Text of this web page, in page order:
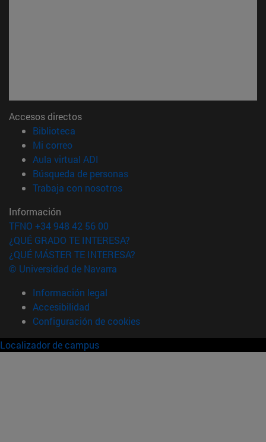
Accesos directos
Biblioteca
Mi correo(abre en nueva ventana)
Aula virtual ADI
Búsqueda de personas(abre en nueva ventana)
Trabaja con nosotros(abre en nueva ventana)
Información
TFNO +34 948 42 56 00
¿QUÉ GRADO TE INTERESA?
¿QUÉ MÁSTER TE INTERESA?
© Universidad de Navarra
Información legal
Accesibilidad
Configuración de cookies
Localizador de campus